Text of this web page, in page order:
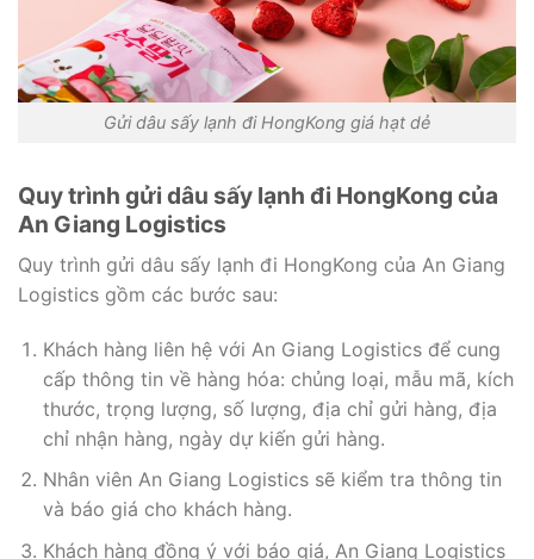
Gửi dâu sấy lạnh đi HongKong giá hạt dẻ
Quy trình gửi dâu sấy lạnh đi HongKong của
An Giang Logistics
Quy trình gửi dâu sấy lạnh đi HongKong của An Giang
Logistics gồm các bước sau:
Khách hàng liên hệ với An Giang Logistics để cung
cấp thông tin về hàng hóa: chủng loại, mẫu mã, kích
thước, trọng lượng, số lượng, địa chỉ gửi hàng, địa
chỉ nhận hàng, ngày dự kiến gửi hàng.
Nhân viên An Giang Logistics sẽ kiểm tra thông tin
và báo giá cho khách hàng.
Khách hàng đồng ý với báo giá, An Giang Logistics